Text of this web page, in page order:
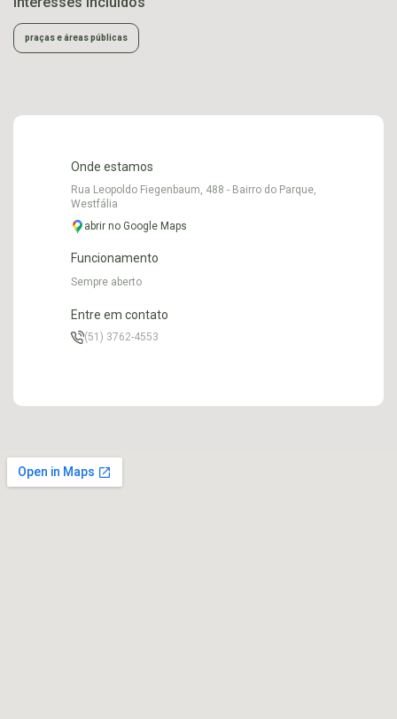
praças e áreas públicas
Onde estamos
Rua Leopoldo Fiegenbaum, 488 - Bairro do Parque,
Westfália
abrir no Google Maps
Funcionamento
Sempre aberto
Entre em contato
(51) 3762-4553